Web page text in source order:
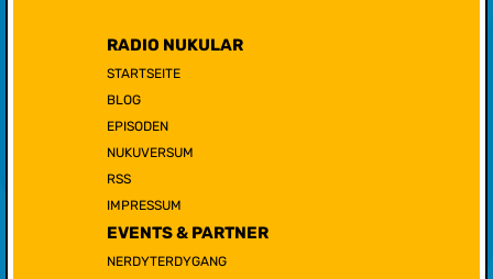
RADIO NUKULAR
STARTSEITE
BLOG
EPISODEN
NUKUVERSUM
RSS
IMPRESSUM
EVENTS & PARTNER
NERDYTERDYGANG